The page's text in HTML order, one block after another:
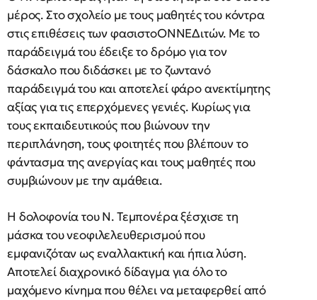
μέρος. Στο σχολείο με τους μαθητές του κόντρα
στις επιθέσεις των φασιστοΟΝΝΕΔιτών. Με το
παράδειγμά του έδειξε το δρόμο για τον
δάσκαλο που διδάσκει με το ζωντανό
παράδειγμά του και αποτελεί φάρο ανεκτίμητης
αξίας για τις επερχόμενες γενιές. Κυρίως για
τους εκπαιδευτικούς που βιώνουν την
περιπλάνηση, τους φοιτητές που βλέπουν το
φάντασμα της ανεργίας και τους μαθητές που
συμβιώνουν με την αμάθεια.
Η δολοφονία του Ν. Τεμπονέρα ξέσχισε τη
μάσκα του νεοφιλελευθερισμού που
εμφανιζόταν ως εναλλακτική και ήπια λύση.
Αποτελεί διαχρονικό δίδαγμα για όλο το
μαχόμενο κίνημα που θέλει να μεταφερθεί από